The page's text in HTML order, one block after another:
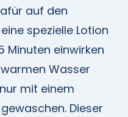
auf den
spezielle Lotion
einwirken
Wasser
mit einem
Dieser